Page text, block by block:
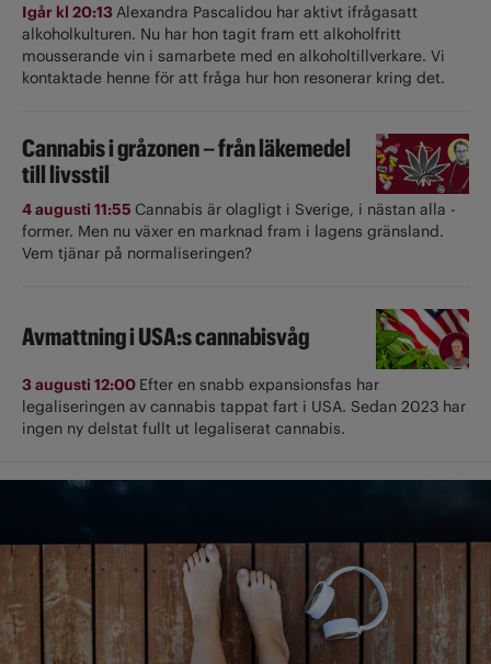
Igår kl 20:13Alexandra Pascalidou har aktivt ifrågasatt
alkoholkulturen. Nu har hon tagit fram ett alkoholfritt
mousserande vin i samarbete med en alkoholtillverkare. Vi
kontaktade henne för att fråga hur hon resonerar kring det.
Cannabis i gråzonen – från läkemedel
till livsstil
4 augusti 11:55 Cannabis är olagligt i ­Sverige, i nästan alla ­
former. Men nu växer en marknad fram i lagens gränsland.
Vem tjänar på normaliseringen?
Avmattning i USA:s cannabisvåg
3 augusti 12:00 Efter en snabb expansionsfas har
legaliseringen av cannabis tappat fart i USA. Sedan 2023 har
ingen ny delstat fullt ut ­legaliserat cannabis.